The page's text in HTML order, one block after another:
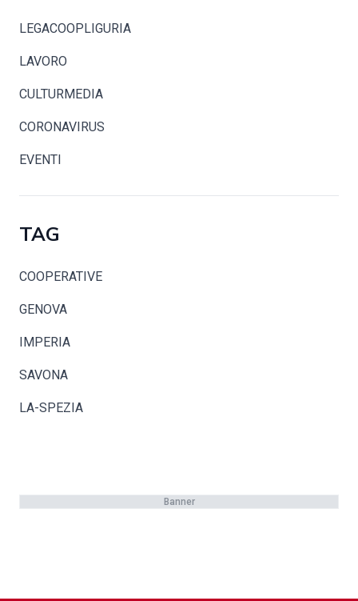
LEGACOOPLIGURIA
LAVORO
CULTURMEDIA
CORONAVIRUS
EVENTI
TAG
COOPERATIVE
GENOVA
IMPERIA
SAVONA
LA-SPEZIA
Banner